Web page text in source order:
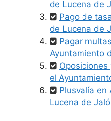
de Lucena de
Pago de
de Lucena de
Pagar
Ayuntamiento
el
Plusvalía en
Lucena de